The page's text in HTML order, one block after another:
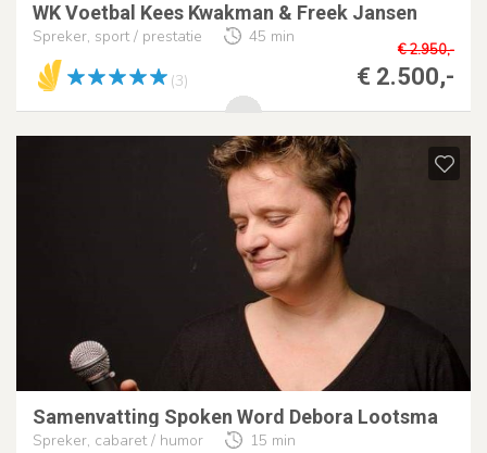
WK Voetbal Kees Kwakman & Freek Jansen
Spreker, sport / prestatie 45 min
€ 2.950,-
€ 2.500,-
(3)
Samenvatting Spoken Word Debora Lootsma
Spreker, cabaret / humor 15 min